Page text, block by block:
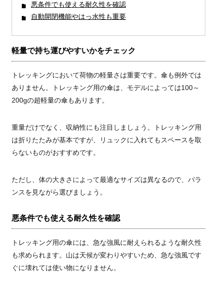
悪条件でも使える耐久性を確認
自動開閉機能やはっ水性も重要
軽量で持ち運びやすいかをチェック
トレッキングにおいて荷物の軽量さは重要です。傘も例外では
ありません。トレッキング用の傘は、モデルによっては100～
200gの超軽量の傘もあります。
重量だけでなく、収納性にも注目しましょう。トレッキング用
は折りたたみが基本ですが、リュックに入れてもスペースを取
らないものがおすすめです。
ただし、体の大きさによって最適なサイズは異なるので、バラ
ンスを見ながら選びましょう。
悪条件でも使える耐久性を確認
トレッキング用の傘には、急な強風に耐えられるような耐久性
も求められます。山は天候が変わりやすいため、急な強風です
ぐに壊れては使い物になりません。